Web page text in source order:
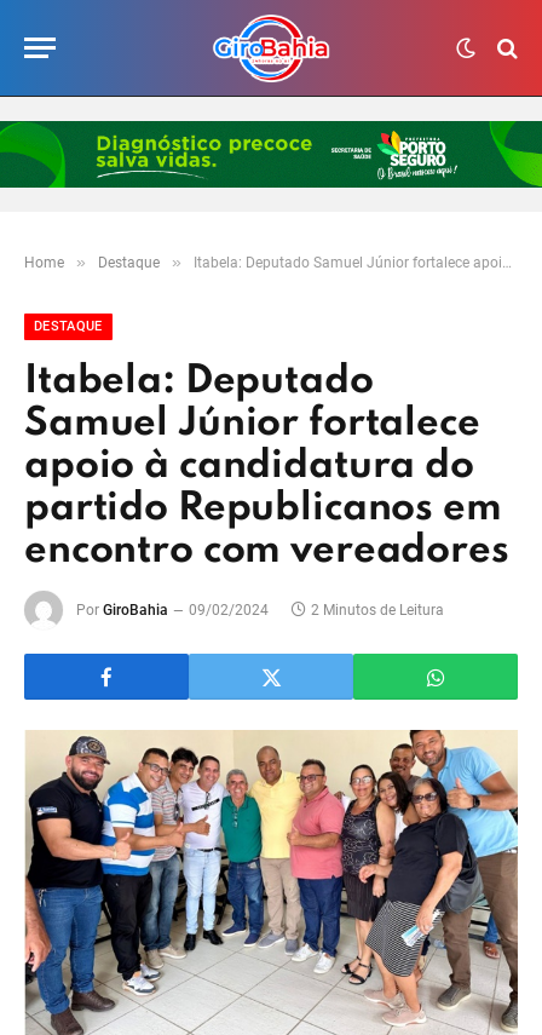
Home » Destaque » Itabela: Deputado Samuel Júnior fortalece apoio à candidatura do partido Republicanos em encontro com vereadores
DESTAQUE
Itabela: Deputado
Samuel Júnior fortalece
apoio à candidatura do
partido Republicanos em
encontro com vereadores
Por GiroBahia 09/02/2024 2 Minutos de Leitura